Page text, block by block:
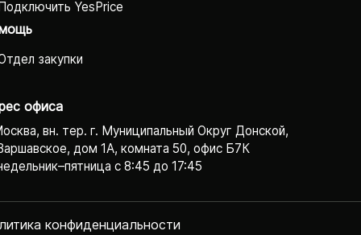
YesPrice
закупки
офиса
вн. тер. г. Муниципальный Округ Донской,
дом 1А, комната 50, офис Б7К
с 8:45 до 17:45
конфиденциаль­ности